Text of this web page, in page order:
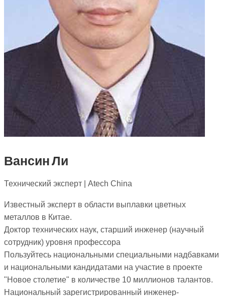
Вансин Ли
Технический эксперт | Atech China
Известный эксперт в области выплавки цветных
металлов в Китае.
Доктор технических наук, старший инженер (научный
сотрудник) уровня профессора
Пользуйтесь национальными специальными надбавками
и национальными кандидатами на участие в проекте
"Новое столетие" в количестве 10 миллионов талантов.
Национальный зарегистрированный инженер-